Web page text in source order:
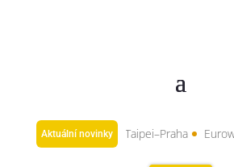
Aktuální novinky
evropskou linku: Taipei–Praha